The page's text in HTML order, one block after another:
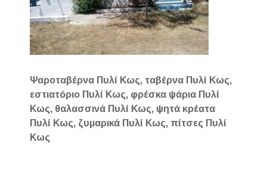
Ψαροταβέρνα Πυλί Κως, ταβέρνα Πυλί Κως,
εστιατόριο Πυλί Κως, φρέσκα ψάρια Πυλί
Κως, θαλασσινά Πυλί Κως, ψητά κρέατα
Πυλί Κως, ζυμαρικά Πυλί Κως, πίτσες Πυλί
Κως